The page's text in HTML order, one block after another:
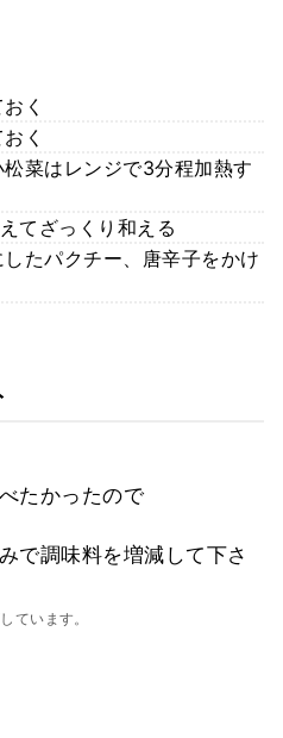
く
く
菜はレンジで3分程加熱す
てざっくり和える
たパクチー、唐辛子をかけ
たかったので
で調味料を増減して下さ
ています。